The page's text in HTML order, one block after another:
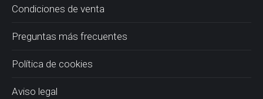
Condiciones de venta
Preguntas más frecuentes
Política de cookies
Aviso legal